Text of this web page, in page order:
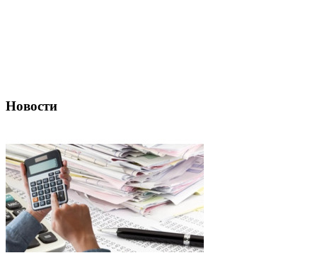
Новости